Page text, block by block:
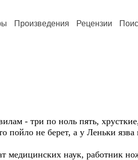
Произведения Рецензии
- три по ноль пять,
пойло не берет, а у Леньки
наук, работник